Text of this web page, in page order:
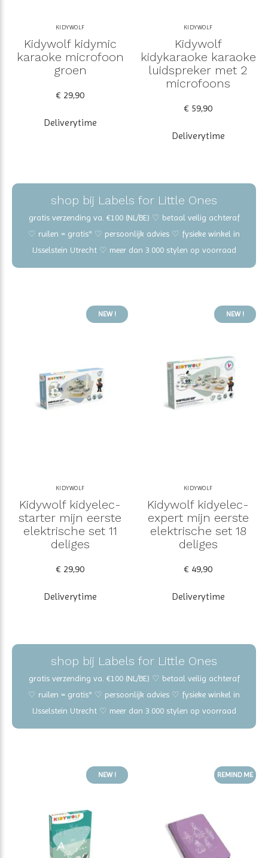
KIDYWOLF
Kidywolf kidymic
karaoke microfoon
groen
€ 29,90
Deliverytime
KIDYWOLF
Kidywolf
kidykaraoke karaoke
luidspreker met 2
microfoons
€ 59,90
Deliverytime
shop bij Labels for Little Ones
gratis verzending va. €100 (NL/BE) ♡ betaal veilig achteraf
♡ ruilen = gratis* ♡ persoonlijk advies ♡ fysieke winkel in
IJsselstein Utrecht ♡ meer dan 3.000 stylen op voorraad
NEW !
KIDYWOLF
Kidywolf kidyelec-
starter mijn eerste
elektrische set 11
deliges
€ 29,90
Deliverytime
NEW !
KIDYWOLF
Kidywolf kidyelec-
expert mijn eerste
elektrische set 18
deliges
€ 49,90
Deliverytime
shop bij Labels for Little Ones
gratis verzending va. €100 (NL/BE) ♡ betaal veilig achteraf
♡ ruilen = gratis* ♡ persoonlijk advies ♡ fysieke winkel in
IJsselstein Utrecht ♡ meer dan 3.000 stylen op voorraad
NEW ! REMIND ME